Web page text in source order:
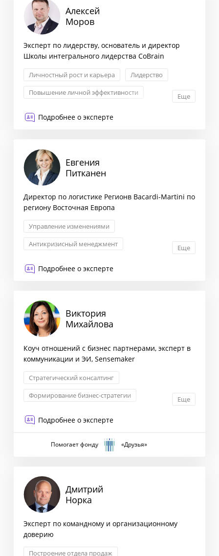
Алексей
Моров
Эксперт по лидерству, основатель и директор
Школы интегрального лидерства CoBrain
Личностный рост и карьера
Лидерство
Повышение личной эффективности
Еще
Подробнее о эксперте
Евгения
Питканен
Директор по логистике Регионв Bacardi-Martini по
региону Восточная Европа
Управление изменениями
Антикризисный менеджмент
Еще
Подробнее о эксперте
Виктория
Михайлова
Коуч отношений с бизнес партнерами, эксперт в
коммуникации и ЭИ, Sensemaker
Стратегический консалтинг
Формирование бизнес-стратегии
Взаимоотношения с партнерами
Еще
Подробнее о эксперте
Помогает фонду «Друзья»
Дмитрий
Норка
Эксперт по командному и организационному
доверию
Построение отдела продаж